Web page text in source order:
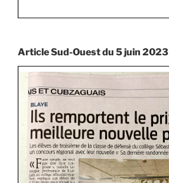
Article Sud-Ouest du 5 juin 2023